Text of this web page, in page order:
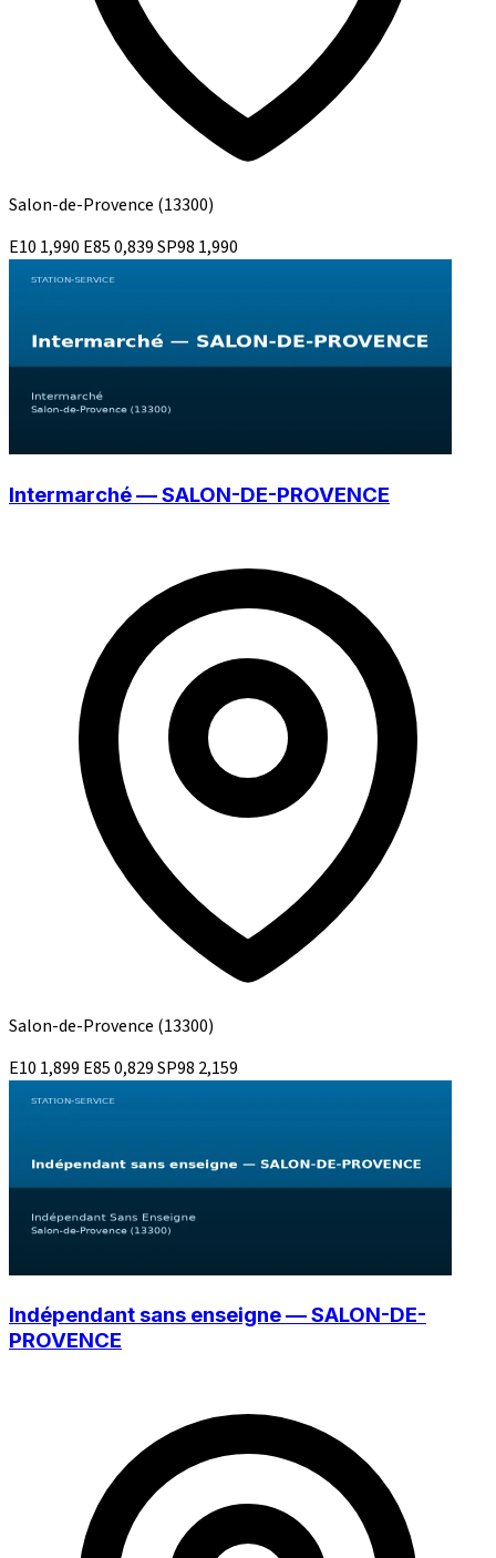
Salon-de-Provence (13300)
E10 1,990 E850,839SP98 1,990
Intermarché — SALON-DE-PROVENCE
Salon-de-Provence (13300)
E10 1,899 E850,829SP98 2,159
Indépendant sans enseigne — SALON-DE-
PROVENCE